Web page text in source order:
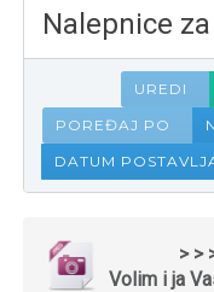
Nalepnice
UREDI
POREĐAJ PO
DATUM
> >
Volim i ja